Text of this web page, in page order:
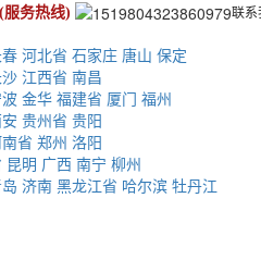
(服务热线) 联系
河北省 石家庄 唐山 保定
江西省 南昌
金华 福建省 厦门 福州
贵州省 贵阳
省 郑州 洛阳
昆明 广西 南宁 柳州
济南 黑龙江省 哈尔滨 牡丹江